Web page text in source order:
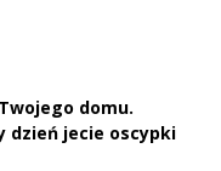
domu.
dzień jecie oscypki